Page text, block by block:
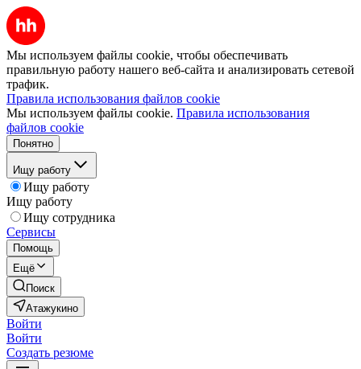
Мы используем файлы cookie, чтобы обеспечивать
правильную работу нашего веб-сайта и анализировать сетевой
трафик.
Правила использования файлов cookie
Мы используем файлы cookie. Правила использования
файлов cookie
Понятно
Ищу работу
Ищу работу
Ищу работу
Ищу сотрудника
Сервисы
Помощь
Ещё
Поиск
Атажукино
Войти
Войти
Создать резюме